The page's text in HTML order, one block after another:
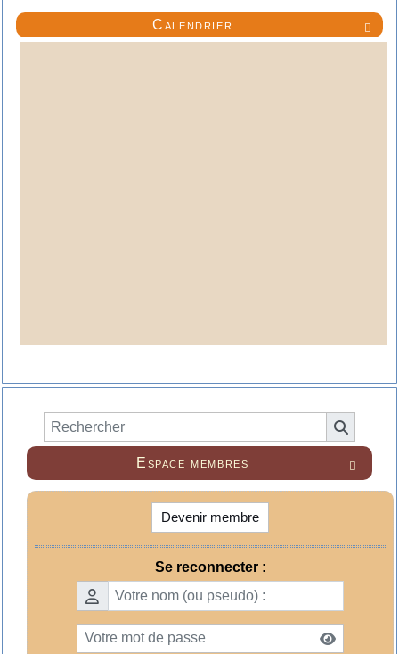

Calendrier

Espace membres
Devenir membre
Se reconnecter :